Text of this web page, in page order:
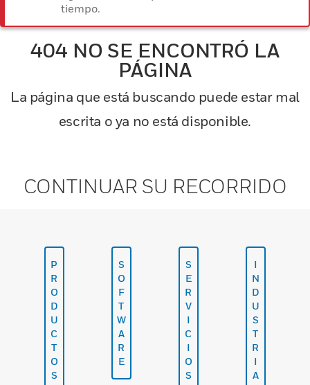
tiempo.
404 NO SE ENCONTRÓ LA
PÁGINA
La página que está buscando puede estar mal
escrita o ya no está disponible.
CONTINUAR SU RECORRIDO
P
R
O
D
U
C
T
O
S
S
O
F
T
W
A
R
E
S
E
R
V
I
C
I
O
S
I
N
D
U
S
T
R
I
A